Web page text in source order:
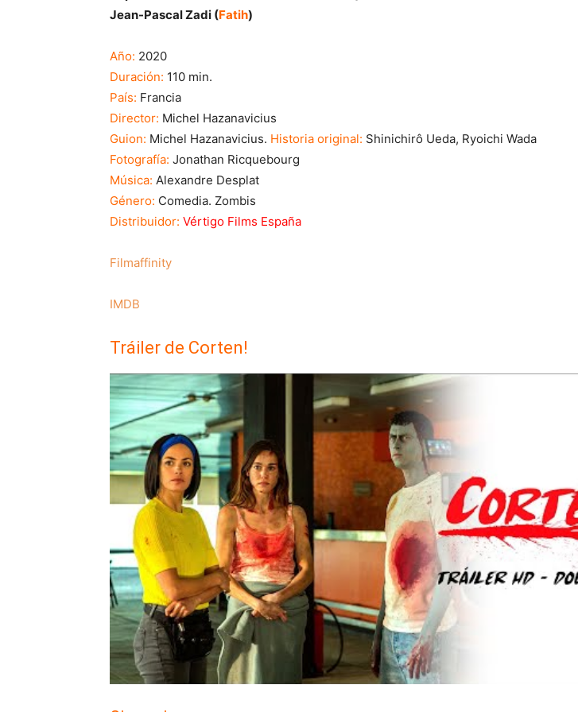
Jean-Pascal Zadi (Fatih)
Año: 2020
Duración: 110 min.
País: Francia
Director: Michel Hazanavicius
Guion: Michel Hazanavicius. Historia original: Shinichirô Ueda, Ryoichi Wada
Fotografía: Jonathan Ricquebourg
Música: Alexandre Desplat
Género: Comedia. Zombis
Distribuidor: Vértigo Films España
Filmaffinity
IMDB
Tráiler de Corten!